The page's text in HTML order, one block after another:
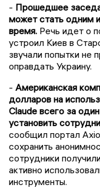
- Прошедшее
может стать одним
время. Речь идет о
устроил Киев в
звучали попытки не
оправдать Украину.
- Американская
долларов на
Claude всего за
установить
сообщил портал
сохранить
сотрудники
активно
инструменты.